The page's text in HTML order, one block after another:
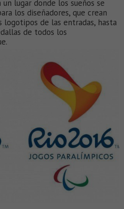
un lugar donde los sueños se
los diseñadores, que crean
logotipos de las entradas, hasta
de todos los